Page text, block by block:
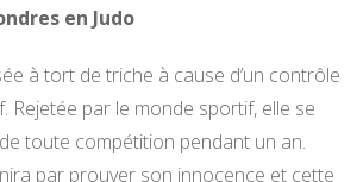
en Judo
à tort de triche à cause d’un contrôle
Rejetée par le monde sportif, elle se
toute compétition pendant un an.
par prouver son innocence et cette